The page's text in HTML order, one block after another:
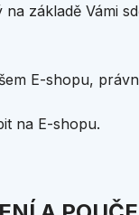
na základě Vámi
E-shopu,
na E-shopu.